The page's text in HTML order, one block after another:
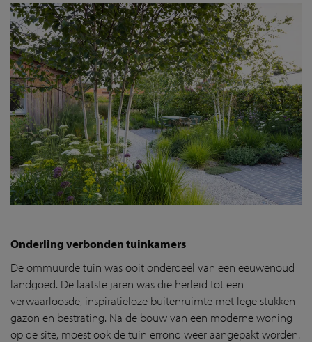
Onderling verbonden tuinkamers
De ommuurde tuin was ooit onderdeel van een eeuwenoud
landgoed. De laatste jaren was die herleid tot een
verwaarloosde, inspiratieloze buitenruimte met lege stukken
gazon en bestrating. Na de bouw van een moderne woning
op de site, moest ook de tuin errond weer aangepakt worden.